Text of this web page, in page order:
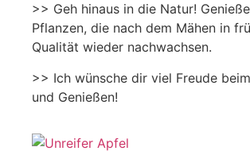
>> Geh hinaus in die Natur!
Pflanzen, die nach dem Mähen in
Qualität wieder nachwachsen.
>> Ich wünsche dir viel Freude
und Genießen!